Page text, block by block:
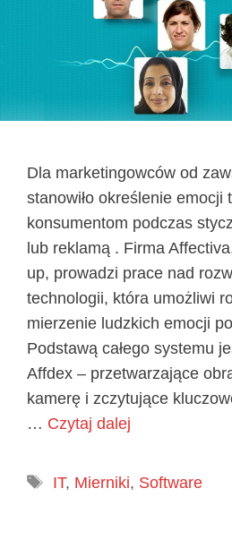
Dla marketingowców od
stanowiło określenie emocji
konsumentom podczas
lub reklamą . Firma
up, prowadzi prace nad
technologii, która umożliwi
mierzenie ludzkich emocji
Podstawą całego systemu
Affdex – przetwarzające
kamerę i zczytujące
… Czytaj dalej
Tagi
IT, Mierniki, Software